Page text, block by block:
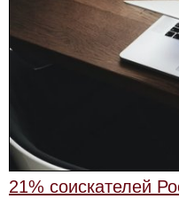
21% соискателей